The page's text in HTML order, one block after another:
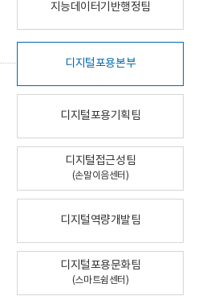
지능데이터기반행정팀
디지털포용본부
디지털포용기획팀
디지털접근성팀
(손말이음센터)
디지털역량개발팀
디지털포용문화팀
(스마트쉼센터)